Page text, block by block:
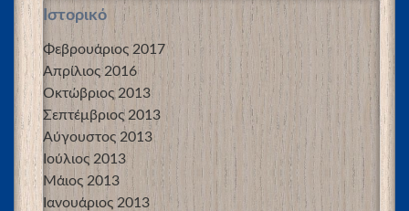
Ιστορικό
Φεβρουάριος 2017
Απρίλιος 2016
Οκτώβριος 2013
Σεπτέμβριος 2013
Αύγουστος 2013
Ιούλιος 2013
Μάιος 2013
Ιανουάριος 2013